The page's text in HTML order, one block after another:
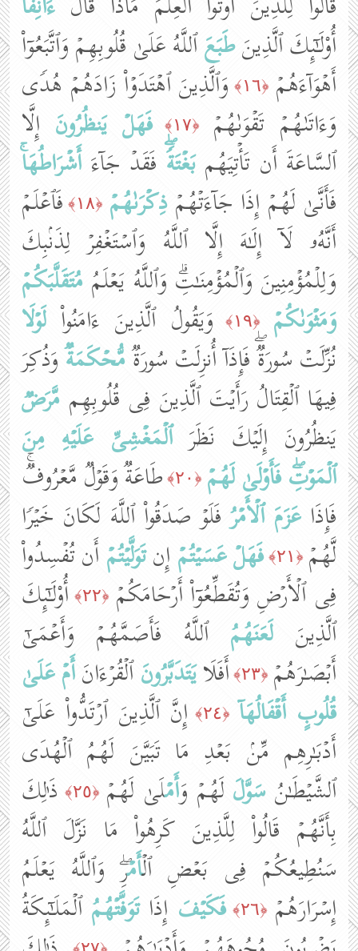
قَالُوا۟ لِلَّذِینَ أُوتُوا۟ ٱلۡعِلۡمَ مَاذَا قَالَ ءَانِفًاۚ
أُو۟لَـٰۤىِٕكَ ٱلَّذِینَطَبَعَٱللَّهُ عَلَىٰ قُلُوبِهِمۡ وَٱتَّبَعُوۤا۟
أَهۡوَاۤءَهُمۡ ﴿١٦﴾
وَٱلَّذِینَ ٱهۡتَدَوۡا۟ زَادَهُمۡ هُدࣰى
وَءَاتَىٰهُمۡ تَقۡوَىٰهُمۡ
﴿١٧﴾ فَهَلۡ یَنظُرُونَ إِلَّا
ٱلسَّاعَةَ أَن تَأۡتِیَهُمبَغۡتَةࣰۖ فَقَدۡ جَاۤءَ أَشۡرَاطُهَاۚ
فَأَنَّىٰ لَهُمۡ إِذَا جَاۤءَتۡهُمۡذِكۡرَىٰهُمۡ ﴿١٨﴾
فَٱعۡلَمۡ
أَنَّهُۥ لَاۤ إِلَـٰهَ إِلَّا ٱللَّهُ وَٱسۡتَغۡفِرۡ لِذَنۢبِكَ
وَلِلۡمُؤۡمِنِینَ وَٱلۡمُؤۡمِنَـٰتِۗ وَٱللَّهُ یَعۡلَمُ مُتَقَلَّبَكُمۡ
وَمَثۡوَىٰكُمۡ
﴿١٩﴾ وَیَقُولُ ٱلَّذِینَ ءَامَنُوا۟ لَوۡلَا
نُزِّلَتۡ سُورَةࣱۖ فَإِذَاۤ أُنزِلَتۡ سُورَةࣱمُّحۡكَمَةࣱوَذُكِرَ
فِیهَا ٱلۡقِتَالُ رَأَیۡتَ ٱلَّذِینَ فِی قُلُوبِهِم مَّرَضࣱ
یَنظُرُونَ إِلَیۡكَ نَظَرَٱلۡمَغۡشِیِّ عَلَیۡهِ مِنَ
ٱلۡمَوۡتِۖ فَأَوۡلَىٰ لَهُمۡ ﴿٢٠﴾
طَاعَةࣱ وَقَوۡلࣱ مَّعۡرُوفࣱۚ
فَإِذَاعَزَمَ ٱلۡأَمۡرُفَلَوۡ صَدَقُوا۟ ٱللَّهَ لَكَانَ خَیۡرࣰا
لَّهُمۡ ﴿٢١﴾ فَهَلۡ عَسَیۡتُمۡ إِنتَوَلَّیۡتُمۡ أَن تُفۡسِدُوا۟
فِی ٱلۡأَرۡضِ وَتُقَطِّعُوۤا۟ أَرۡحَامَكُمۡ ﴿٢٢﴾
أُو۟لَـٰۤىِٕكَ
ٱلَّذِینَلَعَنَهُمُ ٱللَّهُ فَأَصَمَّهُمۡ وَأَعۡمَىٰۤ
أَبۡصَـٰرَهُمۡ ﴿٢٣﴾ أَفَلَایَتَدَبَّرُونَٱلۡقُرۡءَانَأَمۡعَلَىٰ
قُلُوبٍ أَقۡفَالُهَاۤ ﴿٢٤﴾
إِنَّ ٱلَّذِینَ ٱرۡتَدُّوا۟ عَلَىٰۤ
أَدۡبَـٰرِهِم مِّنۢ بَعۡدِ مَا تَبَیَّنَ لَهُمُ ٱلۡهُدَى
ٱلشَّیۡطَـٰنُسَوَّلَ لَهُمۡ وَأَمۡلَىٰ لَهُمۡ ﴿٢٥﴾
ذَ ٰ⁠لِكَ
بِأَنَّهُمۡ قَالُوا۟ لِلَّذِینَ كَرِهُوا۟ مَا نَزَّلَ ٱللَّهُ
سَنُطِیعُكُمۡ فِی بَعۡضِ ٱلۡأَمۡرِۖ وَٱللَّهُ یَعۡلَمُ
إِسۡرَارَهُمۡ ﴿٢٦﴾ فَكَیۡفَ إِذَاتَوَفَّتۡهُمُ ٱلۡمَلَـٰۤىِٕكَةُ